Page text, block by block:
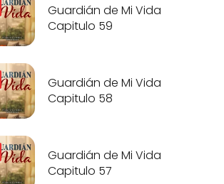
Guardián de Mi Vida
Capitulo 59
Guardián de Mi Vida
Capitulo 58
Guardián de Mi Vida
Capitulo 57